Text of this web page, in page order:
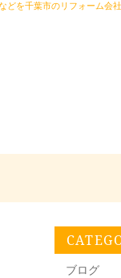
を千葉市のリフォーム会社
ブログ